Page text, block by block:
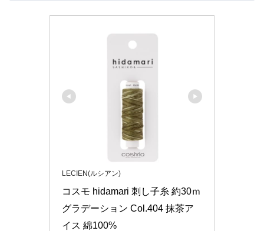
LECIEN(ルシアン)
コスモ hidamari 刺し子糸 約30ｍ
グラデーション Col.404 抹茶ア
イス 綿100%